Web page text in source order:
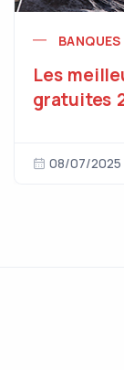
Les
gratuites
08/07/2025